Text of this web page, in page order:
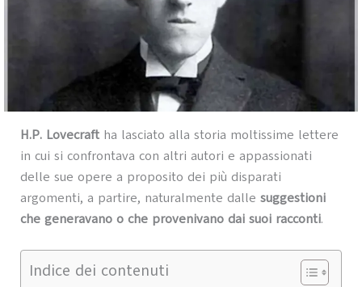
H.P. Lovecraft ha lasciato alla storia moltissime lettere
in cui si confrontava con altri autori e appassionati
delle sue opere a proposito dei più disparati
argomenti, a partire, naturalmente dalle suggestioni
che generavano o che provenivano dai suoi racconti.
Indice dei contenuti